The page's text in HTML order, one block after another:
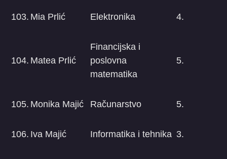
103. Mia Prlić Elektronika 4.
104. Matea Prlić
Financijska i
poslovna
matematika
5.
105. Monika Majić Računarstvo 5.
106. Iva Majić Informatika i tehnika 3.